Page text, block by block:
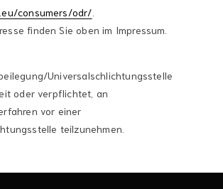
consumers/odr/
finden Sie oben im Impressum.
Universalschlichtungsstelle
oder verpflichtet, an
vor einer
teilzunehmen.